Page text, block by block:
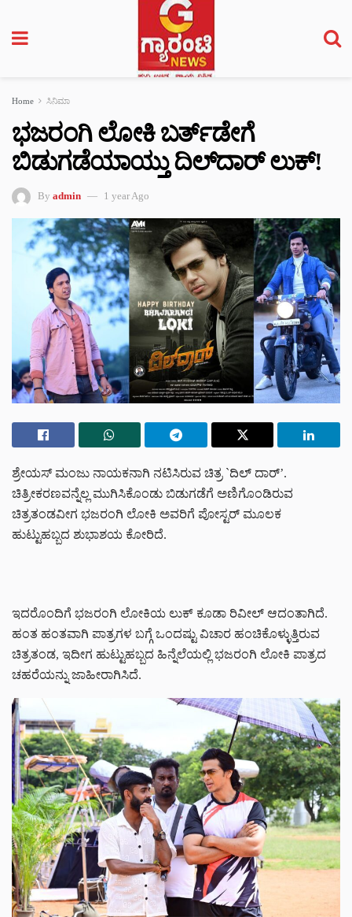
Home ಸಿನಿಮಾ
ಭಜರಂಗಿ ಲೋಕಿ ಬರ್ತ್‌ಡೇಗೆ
ಬಿಡುಗಡೆಯಾಯ್ತು ದಿಲ್‌ದಾರ್ ಲುಕ್!
By admin 1 year Ago
ಶ್ರೇಯಸ್ ಮಂಜು ನಾಯಕನಾಗಿ ನಟಿಸಿರುವ ಚಿತ್ರ `ದಿಲ್ ದಾರ್’.
ಚಿತ್ರೀಕರಣವನ್ನೆಲ್ಲ ಮುಗಿಸಿಕೊಂಡು ಬಿಡುಗಡೆಗೆ ಅಣಿಗೊಂಡಿರುವ
ಚಿತ್ರತಂಡವೀಗ ಭಜರಂಗಿ ಲೋಕಿ ಅವರಿಗೆ ಪೋಸ್ಟರ್ ಮೂಲಕ
ಹುಟ್ಟುಹಬ್ಬದ ಶುಭಾಶಯ ಕೋರಿದೆ.
ಇದರೊಂದಿಗೆ ಭಜರಂಗಿ ಲೋಕಿಯ ಲುಕ್ ಕೂಡಾ ರಿವೀಲ್ ಆದಂತಾಗಿದೆ.
ಹಂತ ಹಂತವಾಗಿ ಪಾತ್ರಗಳ ಬಗ್ಗೆ ಒಂದಷ್ಟು ವಿಚಾರ ಹಂಚಿಕೊಳ್ಳುತ್ತಿರುವ
ಚಿತ್ರತಂಡ, ಇದೀಗ ಹುಟ್ಟುಹಬ್ಬದ ಹಿನ್ನೆಲೆಯಲ್ಲಿ ಭಜರಂಗಿ ಲೋಕಿ ಪಾತ್ರದ
ಚಹರೆಯನ್ನು ಜಾಹೀರಾಗಿಸಿದೆ.